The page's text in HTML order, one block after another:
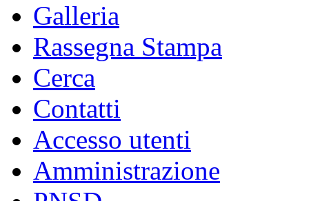
Galleria
Rassegna Stampa
Cerca
Contatti
Accesso utenti
Amministrazione